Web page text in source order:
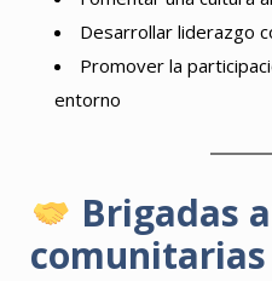
Desarrollar liderazgo
Promover la
entorno
Brigadas
comunitarias